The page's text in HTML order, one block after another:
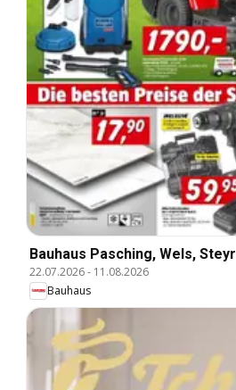
Bauhaus Pasching, Wels, Steyr
22.07.2026- 11.08.2026
Bauhaus